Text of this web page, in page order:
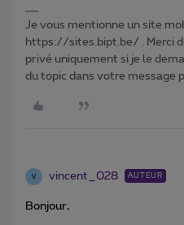
Je vous mentionne un site
https://sites.bipt.be/ . Merci
privé uniquement si je le
du topic dans votre message
V vincent_028 AUTEUR
Bonjour,